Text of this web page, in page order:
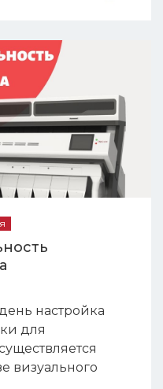
настройка
для
визуального